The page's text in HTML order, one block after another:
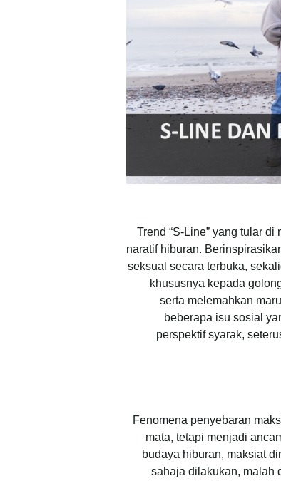
Trend “S-Line” yang tular
naratif hiburan.
seksual secara terbuka,
khususnya kepada
serta melemahkan
beberapa isu sosial
perspektif syarak,
Fenomena penyebaran
mata, tetapi menjadi
budaya hiburan, maksiat
sahaja dilakukan, malah